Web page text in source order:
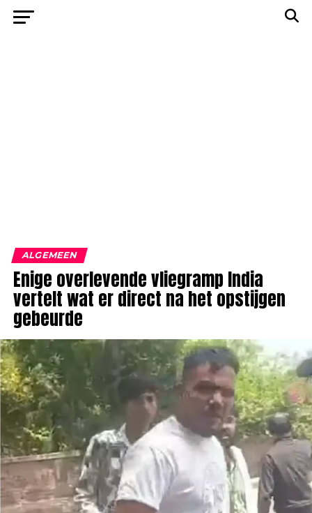
ALGEMEEN
Enige overlevende vliegramp India
vertelt wat er direct na het opstijgen
gebeurde